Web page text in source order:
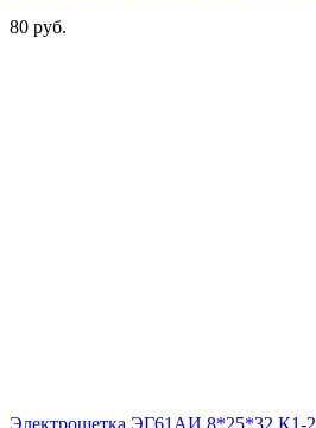
80 руб.